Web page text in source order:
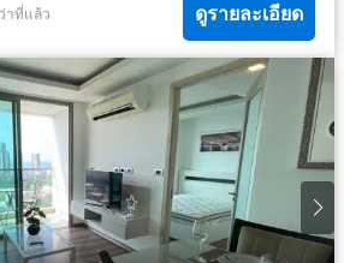
าที่แล้ว ดูรายละเอียด